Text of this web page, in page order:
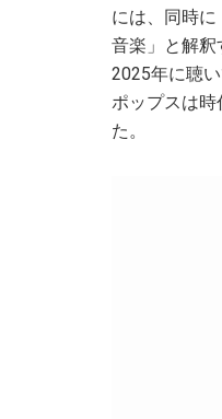
には、同時
音楽」と解釈
2025年に聴
ポップスは時
た。